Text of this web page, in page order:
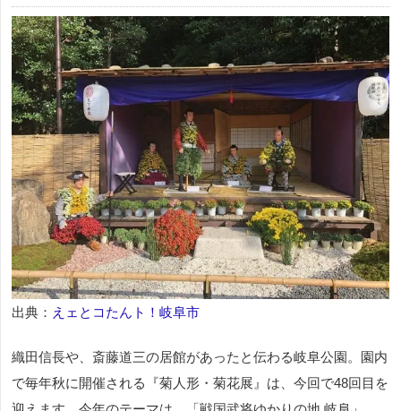
出典： えェとコたんト！岐阜市
織田信長や、斎藤道三の居館があったと伝わる岐阜公園。園内
で毎年秋に開催される『菊人形・菊花展』は、今回で48回目を